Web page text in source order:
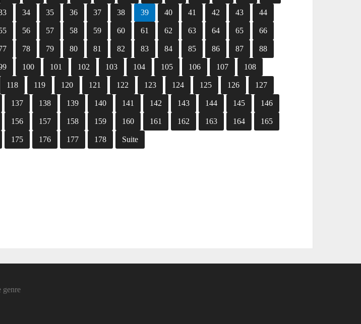
34 35 36 37 38 39 40 41 42 43 44
56 57 58 59 60 61 62 63 64 65 66
78 79 80 81 82 83 84 85 86 87 88
100 101 102 103 104 105 106 107 108
118 119 120 121 122 123 124 125 126 127
137 138 139 140 141 142 143 144 145 146
156 157 158 159 160 161 162 163 164 165
175 176 177 178 Suite
genre